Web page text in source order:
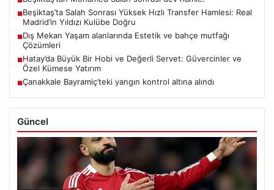
■Beşiktaş’ta Salah Sonrası Yüksek Hızlı Transfer Hamlesi: Real
Madrid’in Yıldızı Kulübe Doğru
■Dış Mekan Yaşam alanlarında Estetik ve bahçe mutfağı
Çözümleri
■Hatay’da Büyük Bir Hobi ve Değerli Servet: Güvercinler ve
Özel Kümese Yatırım
■Çanakkale Bayramiç’teki yangın kontrol altına alındı
Güncel